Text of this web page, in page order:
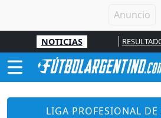
NOTICIAS
LIGA PROFESIONAL